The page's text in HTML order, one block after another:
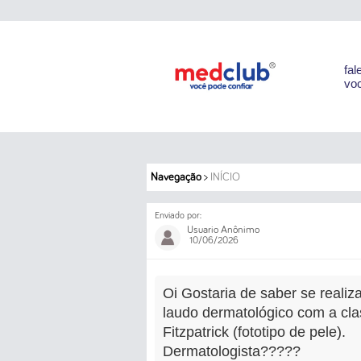
Navegação > INÍCIO
Enviado por:
Usuario Anônimo
10/06/2026
Oi Gostaria de saber se
laudo dermatológico com a
Fitzpatrick (fototipo de pele).
Dermatologista?????